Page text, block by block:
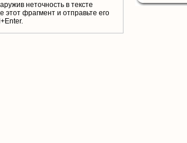
неточность в тексте
фрагмент и отправьте его